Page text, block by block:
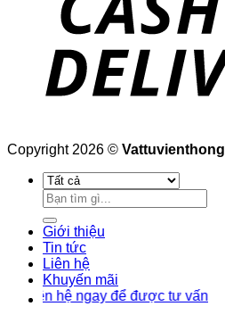
Copyright 2026 © Vattuvienthong
Tìm
kiếm:
Giới thiệu
Tin tức
Liên hệ
Khuyến mãi
ngay để được tư vấn